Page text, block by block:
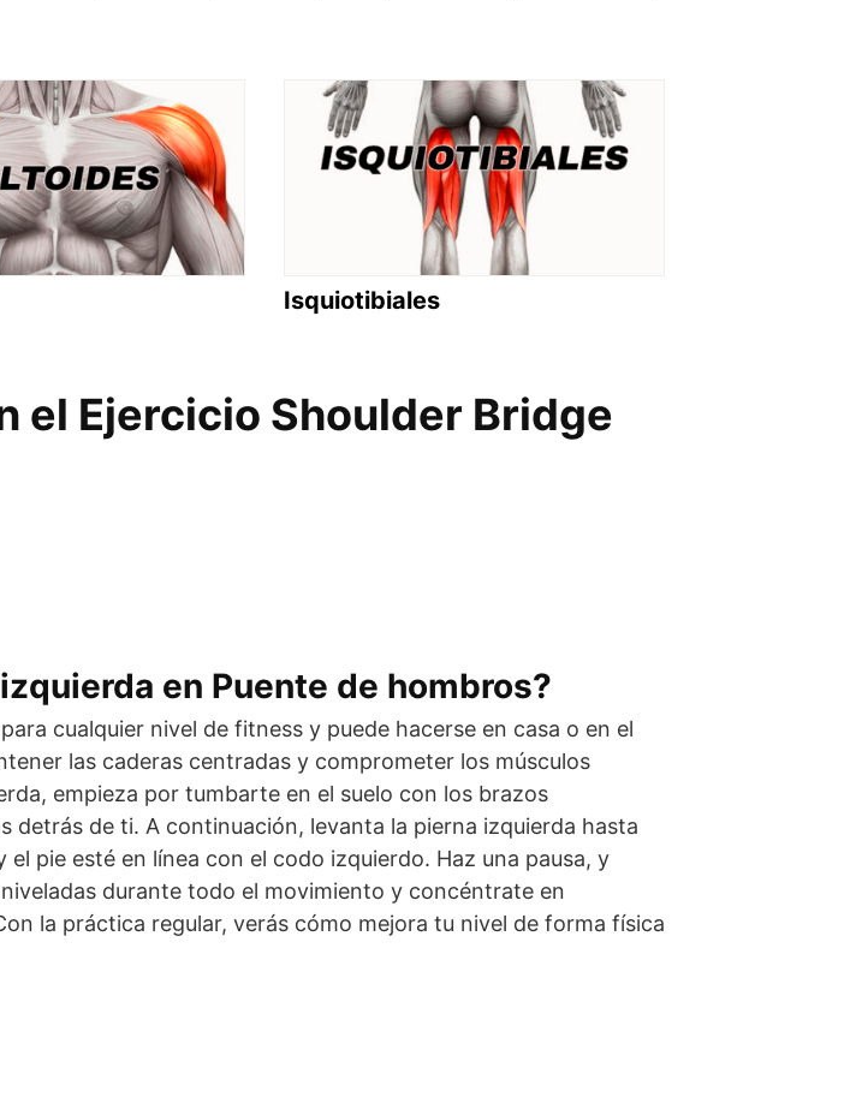
Isquiotibiales
el Ejercicio Shoulder Bridge
en Puente de hombros?
cualquier nivel de fitness y puede hacerse en casa o en el
las caderas centradas y comprometer los músculos
empieza por tumbarte en el suelo con los brazos
detrás de ti. A continuación, levanta la pierna izquierda hasta
pie esté en línea con el codo izquierdo. Haz una pausa, y
durante todo el movimiento y concéntrate en
la práctica regular, verás cómo mejora tu nivel de forma física